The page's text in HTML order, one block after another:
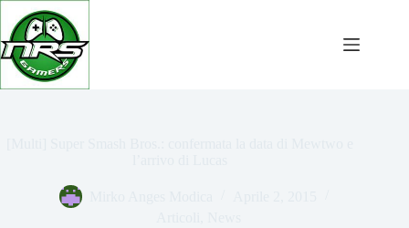
Salta
contenuto